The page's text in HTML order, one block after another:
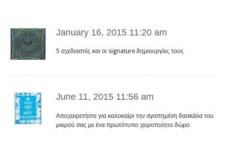
January 16, 2015 11:20 am
5 σχεδιαστές και οι signature δημιουργίες τους
June 11, 2015 11:56 am
Αποχαιρετήστε για καλοκαίρι την αγαπημένη δασκάλα του
μικρού σας με ένα πρωτότυπο χειροποίητο δώρο